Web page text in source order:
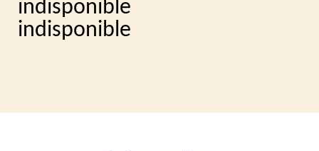
indisponible
indisponible